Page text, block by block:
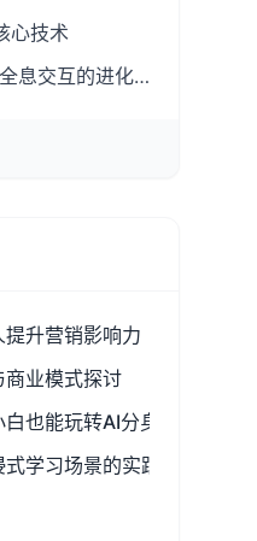
心技术
息交互的进化
升营销影响力
业模式探讨
也能玩转AI分身革命
学习场景的实践探索